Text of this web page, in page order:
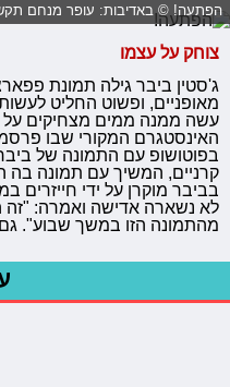
הפתעה! © באדיבות: עופר מנחם
צוחק על עצמו
ג'סטין ביבר גילה תמונת
מאופניים, ופשוט החליט
עשה ממנה ממים מצחיקים
האינסטגרם המקורי שבו
בפוטושופ עם התמונה של
קרניים, המשיך עם תמונה בה
בביבר מוקרן על ידי חייזרים
לא נשארה אדישה ואמרה: "זה
מהתמונה הזו במשך שבוע". גם